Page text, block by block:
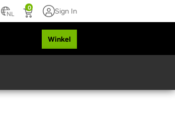
NL
0 Sign In
Winkel